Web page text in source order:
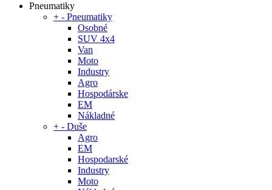
Pneumatiky
+ - Pneumatiky
Osobné
SUV 4x4
Van
Moto
Industry
Agro
Hospodárske
EM
Nákladné
+ - Duše
Agro
EM
Hospodarské
Industry
Moto